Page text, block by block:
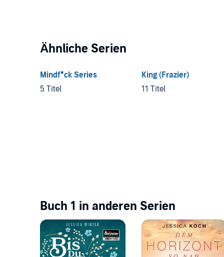
Ähnliche Serien
Mindf*ck Series
5 Titel
King (Frazier)
11 Titel
Buch 1 in anderen Serien